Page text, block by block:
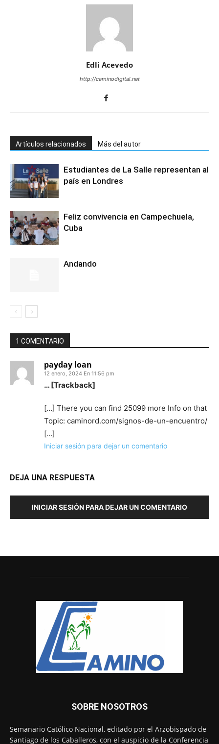
Edli Acevedo
http://caminodigital.net
Artículos relacionados Más del autor
Estudiantes de La Salle representan al
país en Londres
Feliz convivencia en Campechuela,
Cuba
Andando
1 COMENTARIO
payday loan
12 enero, 2024 En 11:56 pm
… [Trackback]
[…] There you can find 25099 more Info on that
Topic: caminord.com/signos-de-un-encuentro/
[…]
Iniciar sesión para dejar un comentario
DEJA UNA RESPUESTA
INICIAR SESIÓN PARA DEJAR UN COMENTARIO
SOBRE NOSOTROS
Semanario Católico Nacional, editado por el Arzobispado de
Santiago de los Caballeros, con el auspicio de la Conferencia